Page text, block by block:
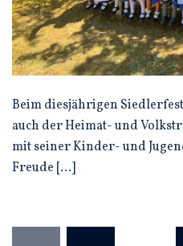
Beim diesjährigen
auch der Heimat- und
mit seiner Kinder- und
Freude […]